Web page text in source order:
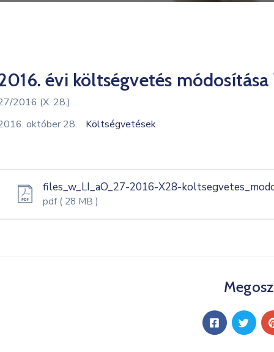
évi költségvetés módosítása
2016 (X. 28.)
október 28.
Költségvetések
files_w_LI_aO_27-2016-X28-
pdf ( 28 MB )